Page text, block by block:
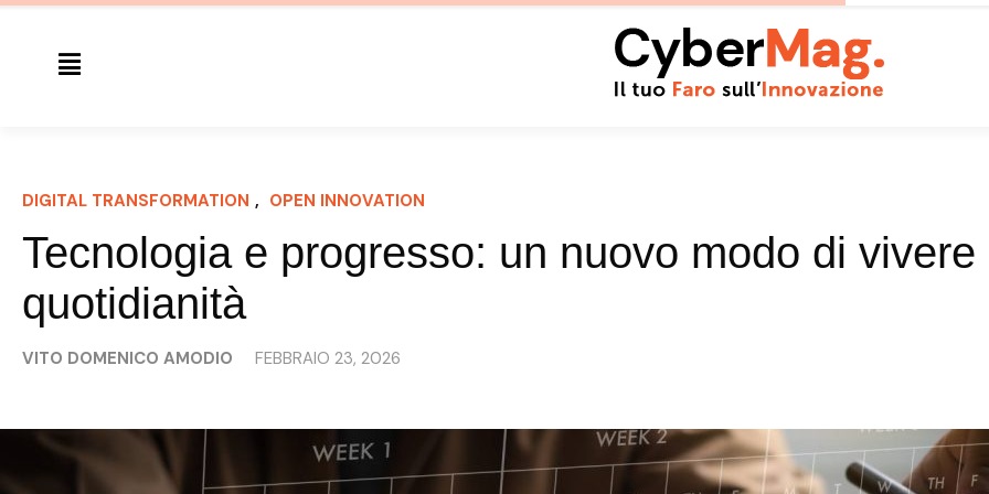
DIGITAL TRANSFORMATION , OPEN INNOVATION
Tecnologia e progresso: un nuovo modo di vivere
quotidianità
VITO DOMENICO AMODIO FEBBRAIO 23, 2026